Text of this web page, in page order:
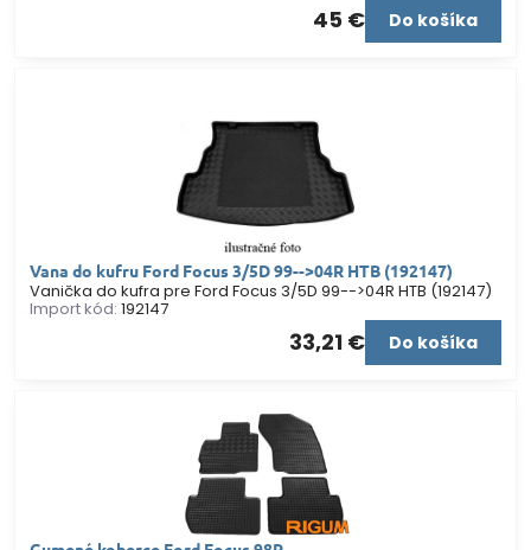
45 € Do košíka
Vana do kufru Ford Focus 3/5D 99-->04R HTB (192147)
Vanička do kufra pre Ford Focus 3/5D 99-->04R HTB (192147)
Import kód: 192147
33,21 € Do košíka